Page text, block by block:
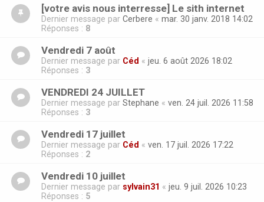
[votre avis nous interresse] Le sith internet
Dernier message par Cerbere « mar. 30 janv. 2018 14:02
Réponses : 8
Vendredi 7 août
Dernier message par Céd « jeu. 6 août 2026 18:02
Réponses : 3
VENDREDI 24 JUILLET
Dernier message par Stephane « ven. 24 juil. 2026 11:58
Réponses : 3
Vendredi 17 juillet
Dernier message par Céd « ven. 17 juil. 2026 17:22
Réponses : 2
Vendredi 10 juillet
Dernier message par sylvain31 « jeu. 9 juil. 2026 10:23
Réponses : 5